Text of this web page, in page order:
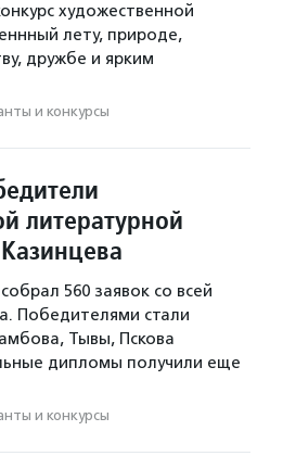
художественной
лету, природе,
дружбе и ярким
и конкурсы
литературной
560 заявок со всей
Победителями стали
Тывы, Пскова
дипломы получили еще
и конкурсы